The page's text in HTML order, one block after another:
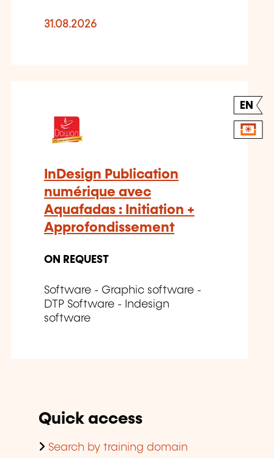
31.08.2026
EN
InDesign Publication
numérique avec
Aquafadas : Initiation +
Approfondissement
ON REQUEST
Software - Graphic software -
DTP Software - Indesign
software
Quick access
Search by training domain